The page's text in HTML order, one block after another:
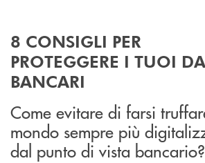
8 CONSIGLI PER
PROTEGGERE I TUOI
BANCARI
Come evitare di farsi
mondo sempre più
dal punto di vista bancario?